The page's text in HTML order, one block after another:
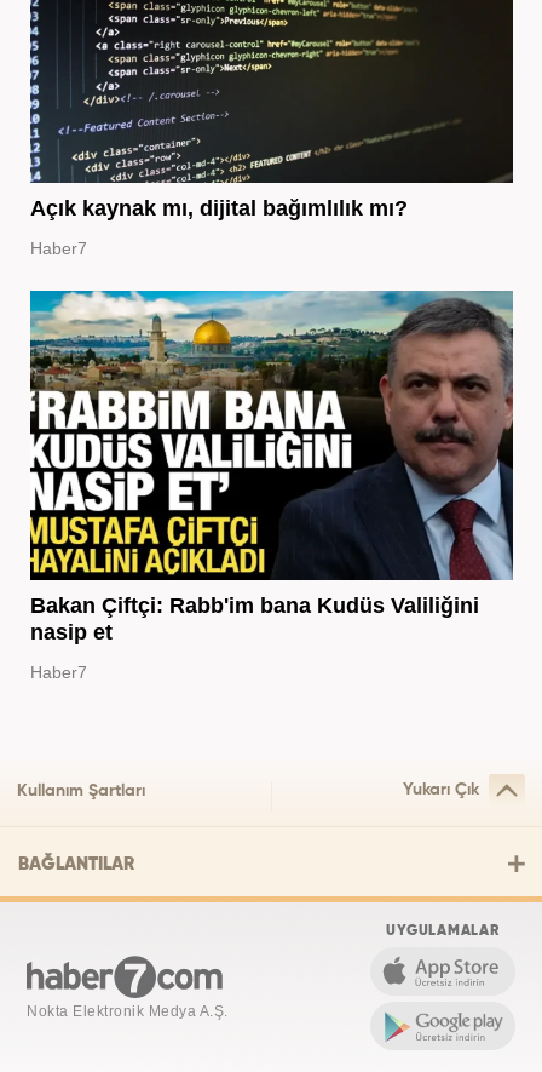
Açık kaynak mı, dijital bağımlılık mı?
Haber7
Bakan Çiftçi: Rabb'im bana Kudüs Valiliğini
nasip et
Haber7
Kullanım Şartları Yukarı Çık
BAĞLANTILAR
Nokta Elektronik Medya A.Ş.
UYGULAMALAR